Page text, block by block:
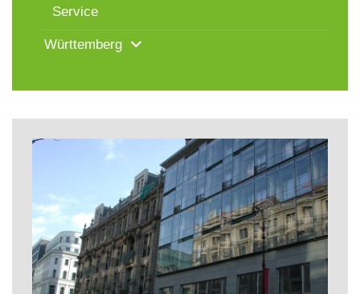
Service
Württemberg